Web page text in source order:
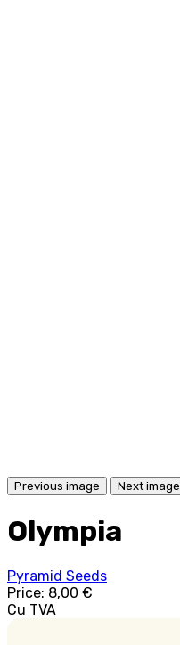
Previous image Next image
Olympia
Pyramid Seeds
Price: 8,00 €
Cu TVA